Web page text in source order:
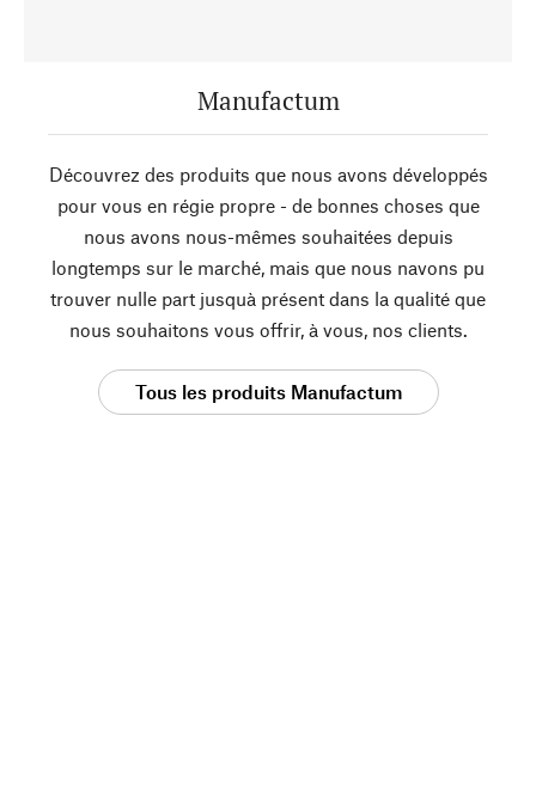
Manufactum
Découvrez des produits que nous avons développés
pour vous en régie propre - de bonnes choses que
nous avons nous-mêmes souhaitées depuis
longtemps sur le marché, mais que nous navons pu
trouver nulle part jusquà présent dans la qualité que
nous souhaitons vous offrir, à vous, nos clients.
Tous les produits Manufactum